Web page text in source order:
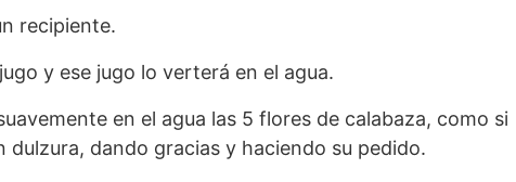
recipiente.
y ese jugo lo verterá en el agua.
en el agua las 5 flores de calabaza, como si
dulzura, dando gracias y haciendo su pedido.